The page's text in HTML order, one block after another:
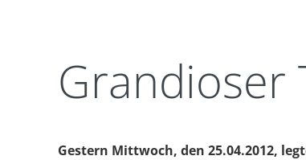
Grandioser
Gestern Mittwoch, den 25.04.2012,